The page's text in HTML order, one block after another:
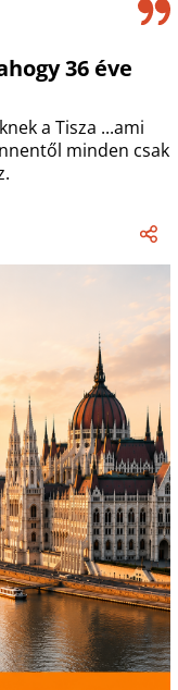
36 éve
a Tisza ...ami
minden csak